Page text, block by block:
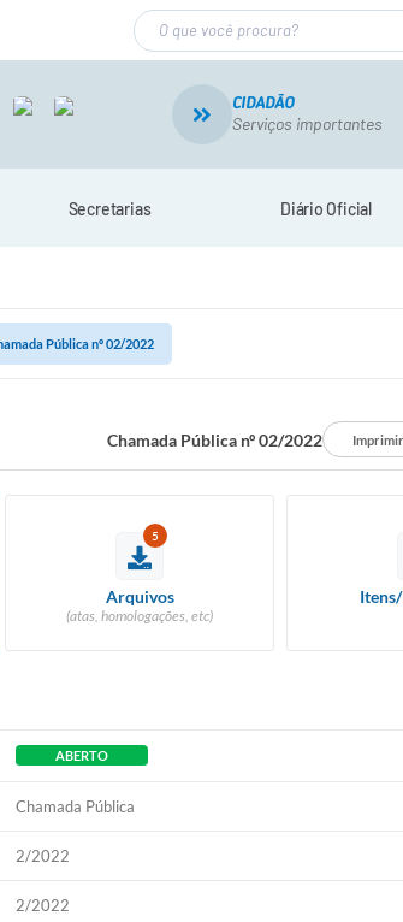
CIDADÃO
Serviços importantes
Secretarias Diário Oficial
Pública nº 02/2022
Chamada Pública nº 02/2022 Imprimir
5
Arquivos
(atas, homologações, etc)
ABERTO
Chamada Pública
2/2022
2/2022